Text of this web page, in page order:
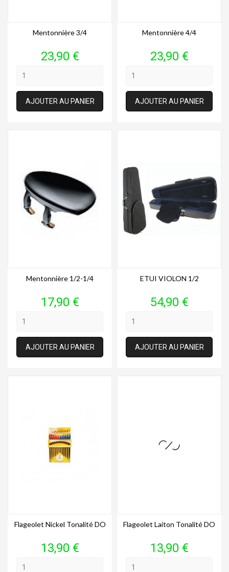
Mentonnière 3/4
Prix
23,90 €
AJOUTER AU PANIER
Mentonnière 4/4
Prix
23,90 €
AJOUTER AU PANIER
Mentonnière 1/2-1/4
Prix
17,90 €
AJOUTER AU PANIER
ETUI VIOLON 1/2
Prix
54,90 €
AJOUTER AU PANIER
Flageolet Nickel Tonalité DO
Prix
13,90 €
Flageolet Laiton Tonalité DO
Prix
13,90 €